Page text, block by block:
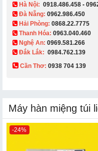
Hà Nội: 0918.486.458 -
Đà Nẵng: 0962.986.450
Hải Phòng: 0868.22.7775
Thanh Hóa: 0963.040.460
Nghệ An: 0969.581.266
Đắk Lắk: 0984.762.139
Cần Thơ: 0938 704 139​
Máy hàn miệng túi
-24%